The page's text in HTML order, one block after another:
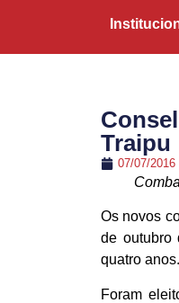
Traipu
07/07/2016
Os novos
de outubro
quatro anos.
Foram